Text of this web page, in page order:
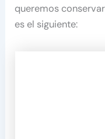
queremos
es el siguiente: